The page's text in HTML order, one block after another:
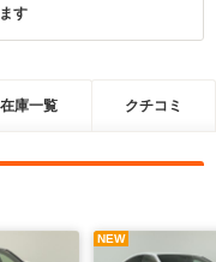
す
在庫一覧 クチコミ
NEW